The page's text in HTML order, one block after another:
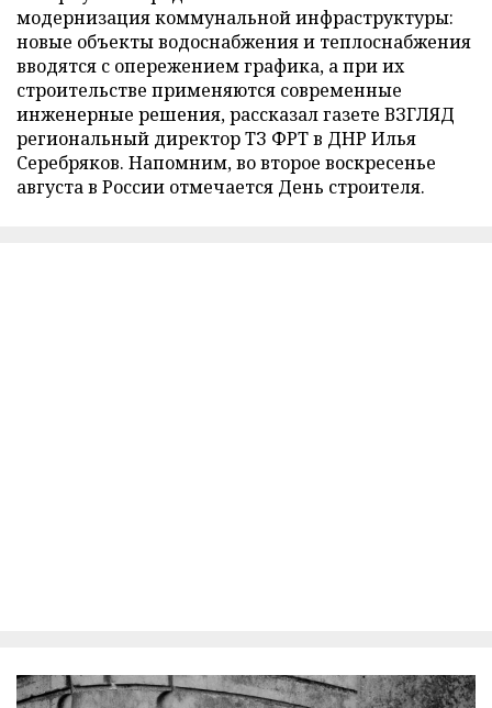
модернизация коммунальной инфраструктуры:
новые объекты водоснабжения и теплоснабжения
вводятся с опережением графика, а при их
строительстве применяются современные
инженерные решения, рассказал газете ВЗГЛЯД
региональный директор ТЗ ФРТ в ДНР Илья
Серебряков. Напомним, во второе воскресенье
августа в России отмечается День строителя.